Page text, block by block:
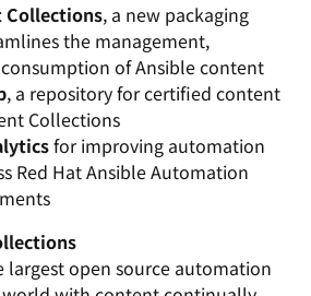
Collections, a new packaging
the management,
of Ansible content
, a repository for certified content
Collections
for improving automation
Red Hat Ansible Automation
largest open source automation